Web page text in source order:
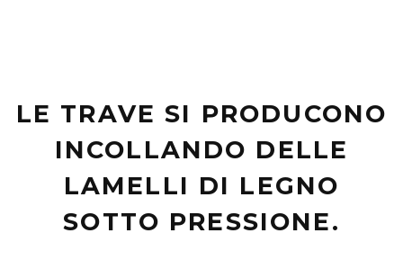
LE TRAVE SI PRODUCONO
INCOLLANDO DELLE
LAMELLI DI LEGNO
SOTTO PRESSIONE.